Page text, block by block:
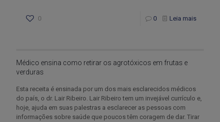
0 0 Leia mais
Médico ensina como retirar os agrotóxicos em frutas e
verduras
Esta receita é ensinada por um dos mais esclarecidos médicos
do país, o dr. Lair Ribeiro. Lair Ribeiro tem um invejável currículo e,
hoje, ajuda em suas palestras a esclarecer as pessoas com
informações sobre saúde que poucos têm coragem de dar. Tirar